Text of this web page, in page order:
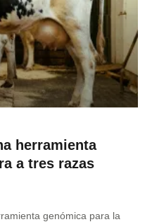
herramienta
a tres razas
genómica para la